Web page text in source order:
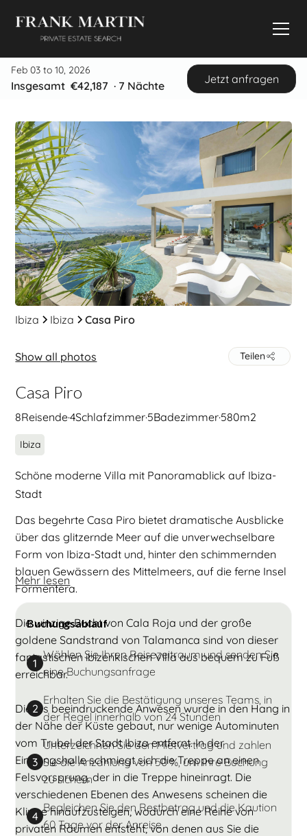
Feb 03 to 10, 2026
Insgesamt €42,187 · 7 Nächte
Jetzt anfragen
Ibiza Ibiza Casa Piro
Show all photos
Casa Piro
8Reisende·4Schlafzimmer·5Badezimmer·580m2
Ibiza
Teilen
Schöne moderne Villa mit Panoramablick auf Ibiza-
Stadt
Das begehrte Casa Piro bietet dramatische Ausblicke
über das glitzernde Meer auf die unverwechselbare
Form von Ibiza-Stadt und, hinter den schimmernden
blauen Gewässern des Mittelmeers, auf die ferne Insel
Formentera.
Die winzige Bucht von Cala Roja und der große
goldene Sandstrand von Talamanca sind von dieser
fantastischen ibizenkischen Villa aus bequem zu Fuß
erreichbar.
Dieses beeindruckende Anwesen wurde in den Hang in
der Nähe der Küste gebaut, nur wenige Autominuten
vom Trubel der Stadt Ibiza entfernt. In der
Eingangshalle schmiegt sich die Treppe an einen
Felsvorsprung, der in die Treppe hineinragt. Die
verschiedenen Ebenen des Anwesens scheinen die
Klippe hinaufzusteigen, wodurch eine Reihe von
privaten Räumen entsteht, von denen aus Sie die
Mehr lesen
Buchungsablauf
1
Wählen Sie Ihren Reisezeitraum und senden Sie
eine Buchungsanfrage
2
Erhalten Sie die Bestätigung unseres Teams, in
der Regel innerhalb von 24 Stunden
3
Unterzeichnen Sie den Mietvertrag und zahlen
Sie die Anzahlung von 50 %, um Ihre Buchung
zu sichern
4
Begleichen Sie den Restbetrag und die Kaution
60 Tage vor der Anreise